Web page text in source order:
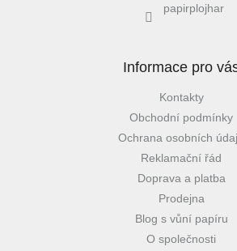
papirplojhar
Informace pro
Kontakty
Obchodní podmínky
Ochrana osobních
Reklamační řád
Doprava a platba
Prodejna
Blog s vůní papíru
O společnosti